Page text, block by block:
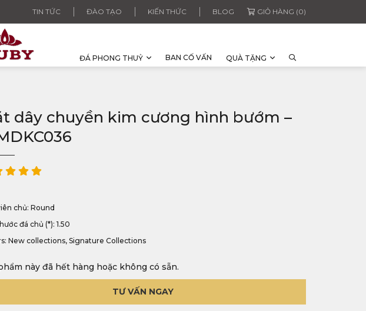
TIN TỨC ĐÀO TẠO KIẾN THỨC BLOG GIỎ HÀNG (0)
ĐÁ PHONG THUỶ BAN CỐ VẤN QUÀ TẶNG
dây chuyền kim cương hình bướm –
chủ: Round
đá chủ (*): 1.50
New collections, Signature Collections
này đã hết hàng hoặc không có sẵn.
TƯ VẤN NGAY